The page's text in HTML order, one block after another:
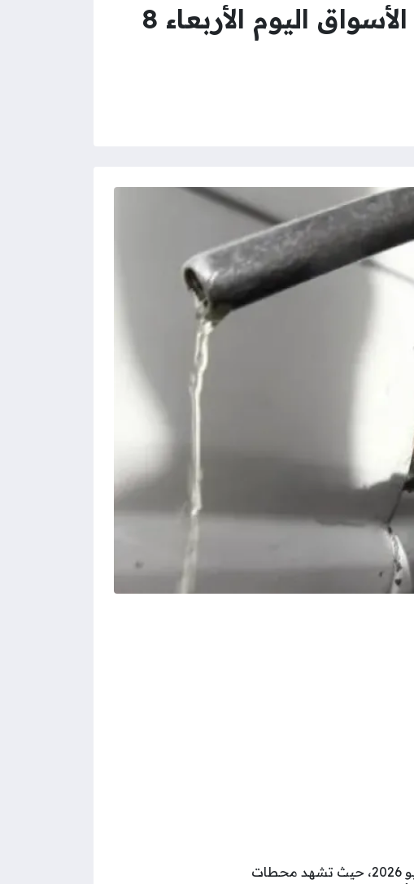
أسعار البنزين والسولار وأسطوانات البوتاجاز في الأسواق اليوم الأربعاء 8
تستقر أسعار المواد البترولية والمحروقات في السوق المحلية اليوم الأربعاء 8 يوليو 2026، حيث تشهد محطات